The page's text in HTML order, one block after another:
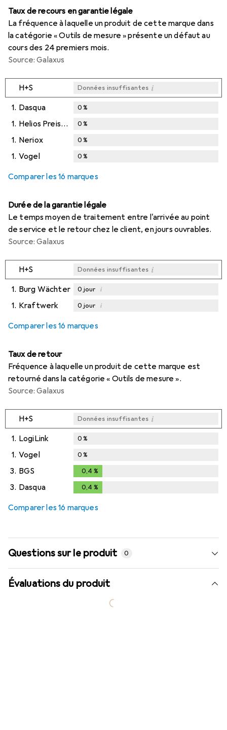
Taux de recours en garantie légale
La fréquence à laquelle un produit de cette marque dans
la catégorie « Outils de mesure » présente un défaut au
cours des 24 premiers mois.
Source: Galaxus
H+S Données insuffisantes i
1. Dasqua 0%
1. Helios Preisser 0%
1. Neriox 0%
1. Vogel 0%
Comparer les 16 marques
Durée de la garantie légale
Le temps moyen de traitement entre l'arrivée au point
de service et le retour chez le client, en jours ouvrables.
Source: Galaxus
H+S Données insuffisantes i
1. Burg Wächter 0 jour i
1. Kraftwerk 0 jour i
Comparer les 16 marques
Taux de retour
Fréquence à laquelle un produit de cette marque est
retourné dans la catégorie « Outils de mesure ».
Source: Galaxus
H+S Données insuffisantes i
1. LogiLink 0%
1. Vogel 0%
3. BGS 0,4 %
3. Dasqua 0,4 %
Comparer les 16 marques
Questions sur le produit 0
Évaluations du produit